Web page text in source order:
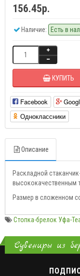
156.45р.
Наличие: Есть в
КУПИТЬ
Facebook
Одноклассники
Описание
Раскладной
высококачественным
Размер в сложенном
Стопка-брелок Уфа-
Сувениры из